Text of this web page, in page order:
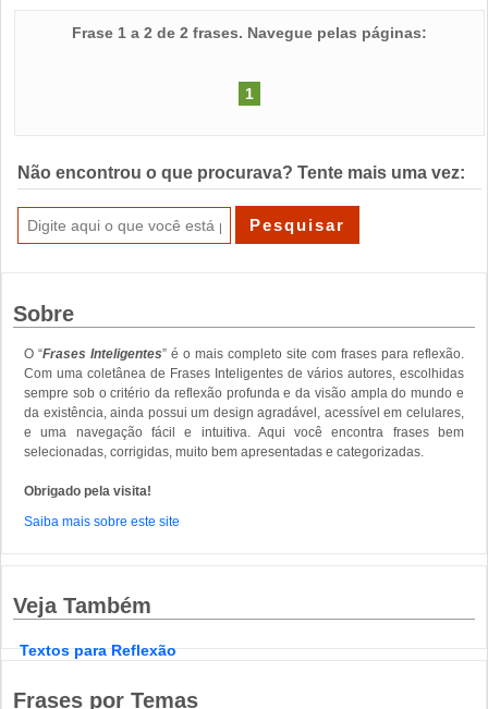
Frase 1 a 2 de 2 frases. Navegue pelas páginas:
1
Não encontrou o que procurava? Tente mais uma vez:
Sobre
O “Frases Inteligentes” é o mais completo site com frases para reflexão.
Com uma coletânea de Frases Inteligentes de vários autores, escolhidas
sempre sob o critério da reflexão profunda e da visão ampla do mundo e
da existência, ainda possui um design agradável, acessível em celulares,
e uma navegação fácil e intuitiva. Aqui você encontra frases bem
selecionadas, corrigidas, muito bem apresentadas e categorizadas.
Obrigado pela visita!
Saiba mais sobre este site
Veja Também
Textos para Reflexão
Frases por Temas